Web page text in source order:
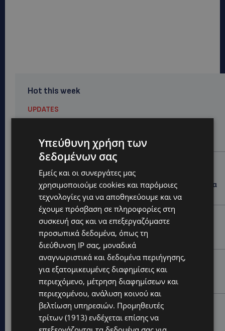
Hot this week
UPDATES
χαρτοφυλάκιο Κοινωνικής Πρόνοιας στον ΔΗΣΥ
UPDATES
44ο ΦΕΣΤΙΒΑΛ ΛΕΥΚΑΡΩΝ: «Ο άνθρωπος είναι ο
πολιτισμός» – Η ξεχωριστή τιμή που επιφύλαξαν τα
Λεύκαρα-(Βίντεο)
UPDATES
ΜΑΚΑΡΙΟΣ ΔΡΟΥΣΙΩΤΗΣ: Ζητά τη στήριξη του κοινού
για τα δικαστικά έξοδα-Τι λέει ο ίδιος-(Βίντεο)
UPDATES
ΝΙΚΟΣ ΚΑΖΑΝΤΖΑΚΗΣ: Γιατί το έργο του εξακολουθεί
να μας αφορά
UPDATES
ΝΟΣΟΚΟΜΕΙΟ ΛΕΜΕΣΟΥ: «Θα γινόμουν εγώ τα μάτια
του» – Συγκλονίζει η μητέρα του 4χρονου Μάριου:
Υπεύθυνη χρήση των
δεδομένων σας
Εμείς και οι συνεργάτες μας
χρησιμοποιούμε cookies και παρόμοιες
τεχνολογίες για να αποθηκεύουμε και να
έχουμε πρόσβαση σε πληροφορίες στη
συσκευή σας και να επεξεργαζόμαστε
προσωπικά δεδομένα, όπως τη
διεύθυνση IP σας, μοναδικά
αναγνωριστικά και δεδομένα περιήγησης,
για εξατομικευμένες διαφημίσεις και
περιεχόμενο, μέτρηση διαφημίσεων και
περιεχομένου, ανάλυση κοινού και
βελτίωση υπηρεσιών. Προμηθευτές
τρίτων (1913) ενδέχεται επίσης να